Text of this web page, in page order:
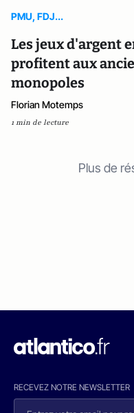
PMU, FDJ...
Les jeux d'argent
profitent aux
monopoles
Florian Motemps
1 min de lecture
Plus de
RECEVEZ NOTRE NEWSLETTER